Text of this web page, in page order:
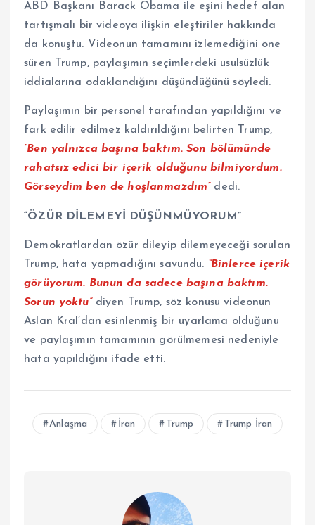
ABD Başkanı Barack Obama ile eşini hedef alan
tartışmalı bir videoya ilişkin eleştiriler hakkında
da konuştu. Videonun tamamını izlemediğini öne
süren Trump, paylaşımın seçimlerdeki usulsüzlük
iddialarına odaklandığını düşündüğünü söyledi.
Paylaşımın bir personel tarafından yapıldığını ve
fark edilir edilmez kaldırıldığını belirten Trump,
“Ben yalnızca başına baktım. Son bölümünde
rahatsız edici bir içerik olduğunu bilmiyordum.
Görseydim ben de hoşlanmazdım”dedi.
“ÖZÜR DİLEMEYİ DÜŞÜNMÜYORUM”
Demokratlardan özür dileyip dilemeyeceği sorulan
Trump, hata yapmadığını savundu. “Binlerce içerik
görüyorum. Bunun da sadece başına baktım.
Sorun yoktu” diyen Trump, söz konusu videonun
Aslan Kral’dan esinlenmiş bir uyarlama olduğunu
ve paylaşımın tamamının görülmemesi nedeniyle
hata yapıldığını ifade etti.
Anlaşma İran Trump Trump İran